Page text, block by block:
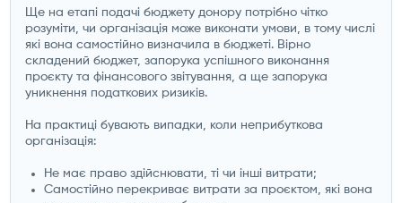
Ще на етапі подачі бюджету донору потрібно чітко
розуміти, чи організація може виконати умови, в тому числі
які вона самостійно визначила в бюджеті. Вірно
складений бюджет, запорука успішного виконання
проєкту та фінансового звітування, а ще запорука
уникнення податкових ризиків.
На практиці бувають випадки, коли неприбуткова
організація:
Не має право здійснювати, ті чи інші витрати;
Самостійно перекриває витрати за проєктом, які вона